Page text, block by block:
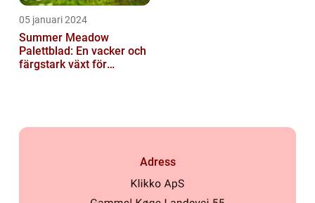
05 januari 2024
Summer Meadow
Palettblad: En vacker och
färgstark växt för
Adress